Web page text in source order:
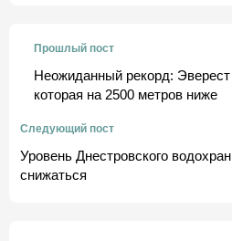
Прошлый пост
Неожиданный рекорд: Эверест
которая на 2500 метров ниже
Следующий пост
Уровень Днестровского
снижаться